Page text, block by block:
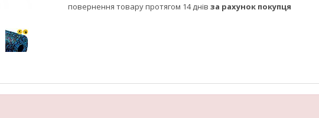
повернення товару протягом 14 днів за рахунок покупця